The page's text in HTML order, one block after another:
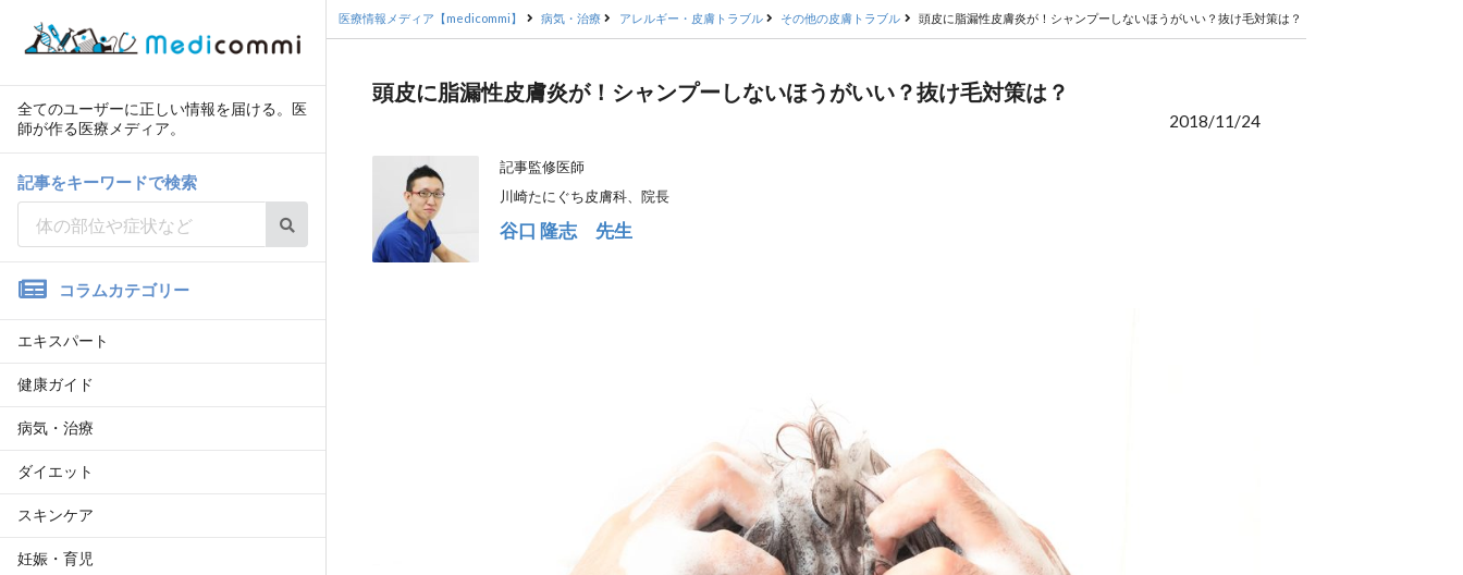
全てのユーザーに正しい情報を届ける。医
師が作る医療メディア。
記事をキーワードで検索
コラムカテゴリー
エキスパート
健康ガイド
病気・治療
ダイエット
スキンケア
妊娠・育児
医療情報メディア【medicommi】 病気・治療 アレルギー・皮膚トラブル その他の皮膚トラブル 頭皮に脂漏性皮膚炎が！シャンプーしないほうがいい？抜け毛対策は？
頭皮に脂漏性皮膚炎が！シャンプーしないほうがいい？抜け毛対策は？
2018/11/24
記事監修医師
川崎たにぐち皮膚科、院長
谷口 隆志 先生